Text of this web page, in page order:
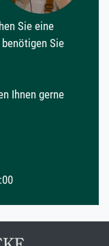
Sie eine
Sie
Ihnen gerne